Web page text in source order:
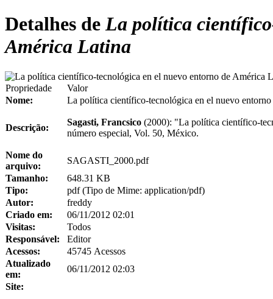
Detalhes deLa política
América Latina
Propriedade
Valor
Nome:
La política científico-tecnológica en el nuevo
Descrição:
Sagasti, Francsico (2000): "La política científico-
número especial, Vol. 50, México.
Nome do
arquivo:
SAGASTI_2000.pdf
Tamanho:
648.31 KB
Tipo:
pdf (Tipo de Mime: application/pdf)
Autor:
freddy
Criado em:
06/11/2012 02:01
Visitas:
Todos
Responsável:
Editor
Acessos:
45745 Acessos
Atualizado
em:
06/11/2012 02:03
Site: